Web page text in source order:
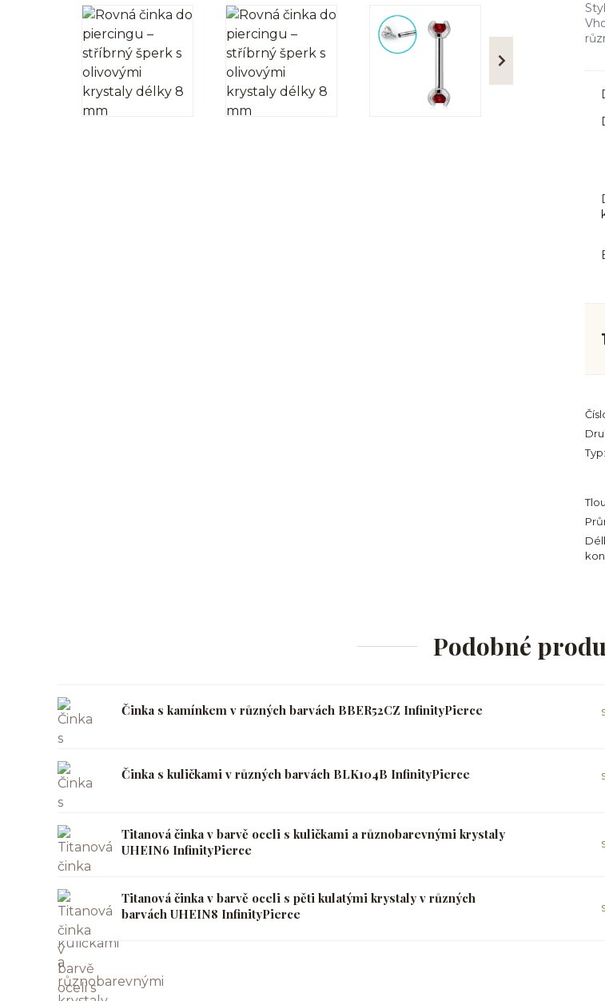
Typ:
Podobné
Činka s kamínkem v různých barvách BBER52CZ InfinityPierce
Činka s kuličkami v různých barvách BLK104B InfinityPierce
Titanová činka v barvě oceli s kuličkami a různobarevnými krystaly
UHEIN6 InfinityPierce
Titanová činka v barvě oceli s pěti kulatými krystaly v různých
barvách UHEIN8 InfinityPierce